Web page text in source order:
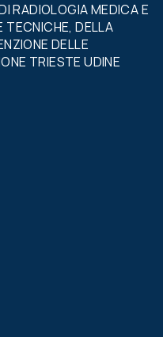
RADIOLOGIA MEDICA E
TECNICHE, DELLA
DELLE
TRIESTE UDINE